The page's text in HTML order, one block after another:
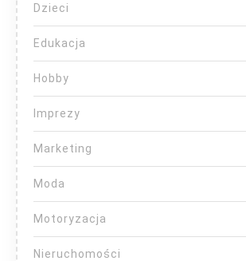
Dzieci
Edukacja
Hobby
Imprezy
Marketing
Moda
Motoryzacja
Nieruchomości